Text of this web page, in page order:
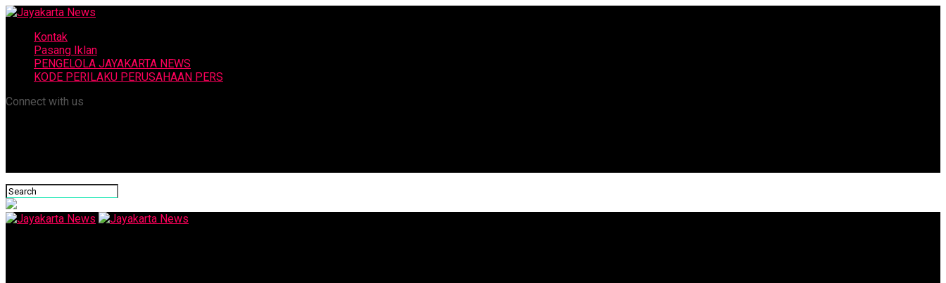
Kontak
Pasang Iklan
PENGELOLA JAYAKARTA NEWS
KODE PERILAKU PERUSAHAAN PERS
Connect with us